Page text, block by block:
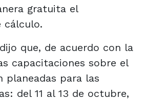
gratuita el
cálculo.
que, de acuerdo con la
capacitaciones sobre el
planeadas para las
del 11 al 13 de octubre,